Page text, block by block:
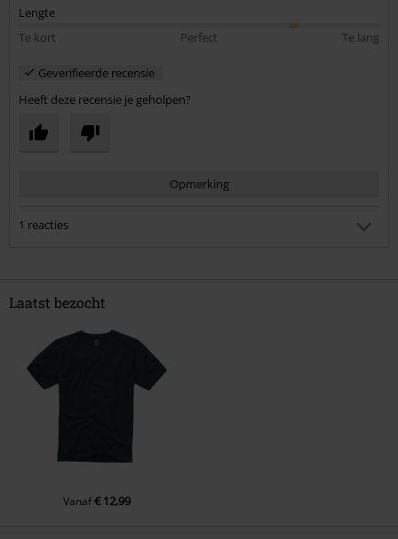
Lengte
Te kort
Perfect Te lang
Geverifieerde recensie
Heeft deze recensie je geholpen?
Opmerking
Commentaar versturen
1 reacties
revieuws.
Heeft deze reactie je geholpen?
Laatst bezocht
Vanaf€ 12,99